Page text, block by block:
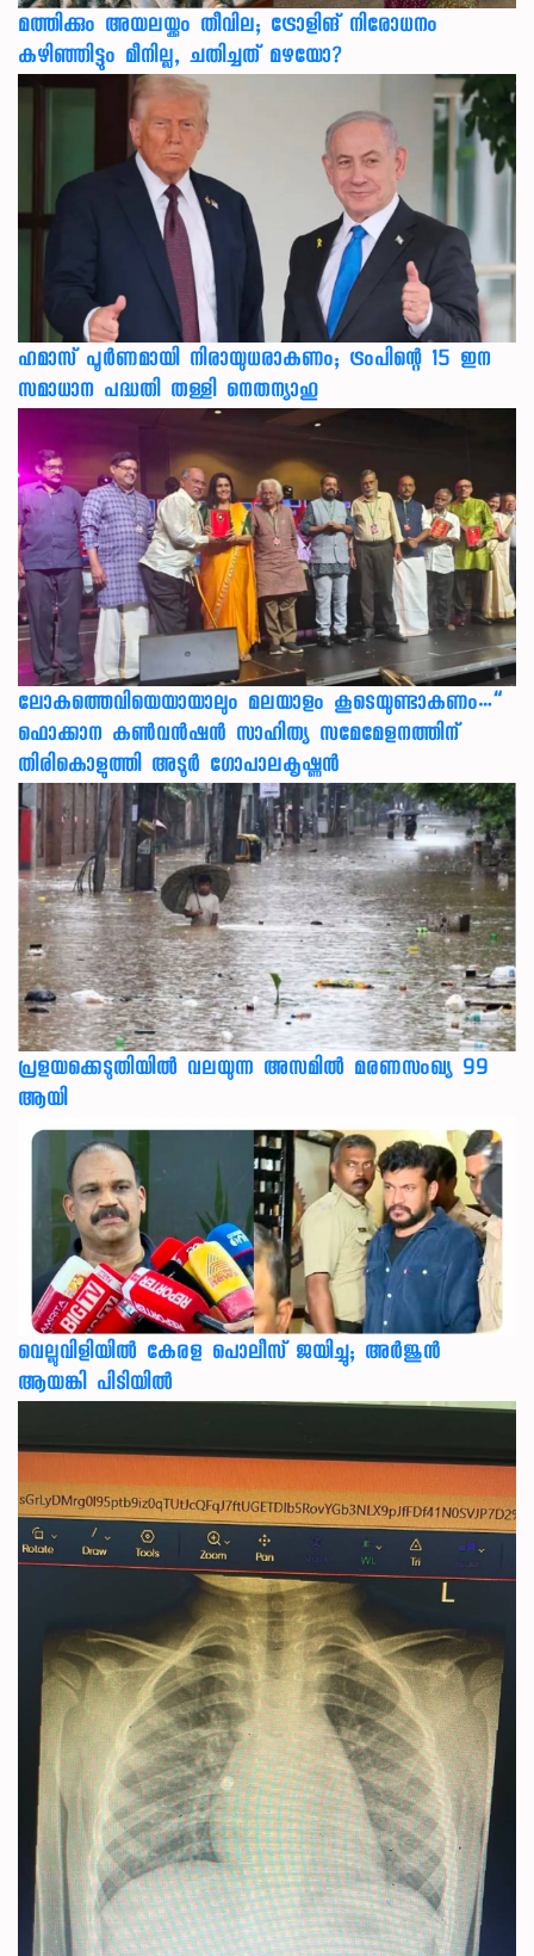
മത്തിക്കും അയലയ്ക്കും തീവില; ട്രോളിങ് നിരോധനം
കഴിഞ്ഞിട്ടും മീനില്ല, ചതിച്ചത് മഴയോ?
ഹമാസ് പൂർണമായി നിരായുധരാകണം; ട്രംപിന്റെ 15 ഇന
സമാധാന പദ്ധതി തള്ളി നെതന്യാഹു
ലോകത്തെവിയെയായാലും മലയാളം കൂടെയുണ്ടാകണം…”
ഫൊക്കാന കണ്‍വന്‍ഷന്‍ സാഹിത്യ സമേമേളനത്തിന്
തിരികൊളുത്തി അടൂര്‍ ഗോപാലകൃഷ്ണന്‍
പ്രളയക്കെടുതിയില്‍ വലയുന്ന അസമില്‍ മരണസംഖ്യ 99
ആയി
വെല്ലുവിളിയിൽ കേരള പൊലീസ് ജയിച്ചു; അർജുൻ
ആയങ്കി പിടിയിൽ